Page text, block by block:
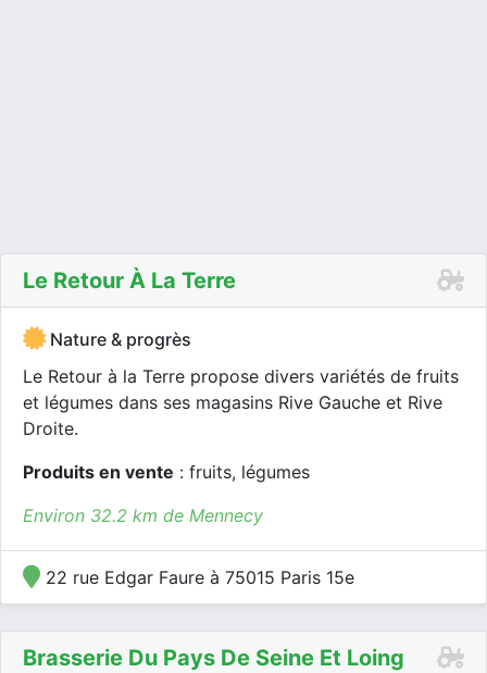
Le Retour À La Terre
Nature & progrès
Le Retour à la Terre propose divers variétés de fruits
et légumes dans ses magasins Rive Gauche et Rive
Droite.
Produits en vente : fruits, légumes
Environ 32.2 km de Mennecy
22 rue Edgar Faure à 75015 Paris 15e
Brasserie Du Pays De Seine Et Loing